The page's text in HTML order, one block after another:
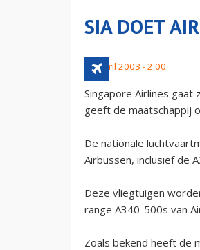
SIA DOET
24 april 2003 - 2:00
Singapore Airlines gaat
geeft de maatschappij
De nationale
Airbussen, inclusief de
Deze vliegtuigen
range A340-500s van
Zoals bekend heeft de